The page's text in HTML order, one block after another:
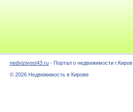
nedvizivost43.ru - Портал о недвижимости г.Киров
© 2026 Недвижимость в Кирове